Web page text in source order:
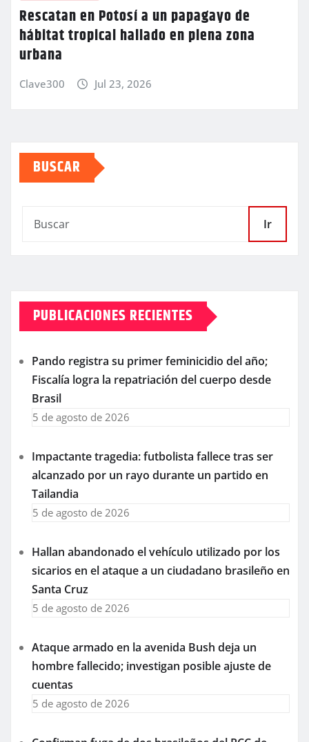
Rescatan en Potosí a un papagayo de
hábitat tropical hallado en plena zona
urbana
Clave300 Jul 23, 2026
BUSCAR
Ir
PUBLICACIONES RECIENTES
Pando registra su primer feminicidio del año;
Fiscalía logra la repatriación del cuerpo desde
Brasil
5 de agosto de 2026
Impactante tragedia: futbolista fallece tras ser
alcanzado por un rayo durante un partido en
Tailandia
5 de agosto de 2026
Hallan abandonado el vehículo utilizado por los
sicarios en el ataque a un ciudadano brasileño en
Santa Cruz
5 de agosto de 2026
Ataque armado en la avenida Bush deja un
hombre fallecido; investigan posible ajuste de
cuentas
5 de agosto de 2026